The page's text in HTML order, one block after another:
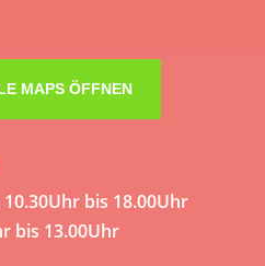
MAPS ÖFFNEN
bis 18.00Uhr
bis 13.00Uhr